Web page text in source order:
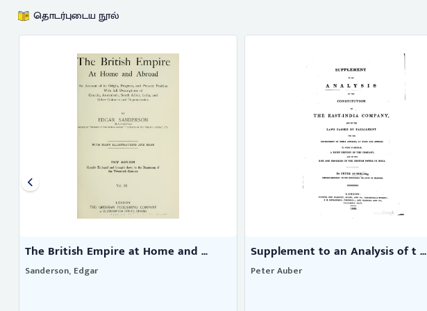
தொடர்புடைய நூல்
The British Empire at Home and ...
Sanderson, Edgar
Supplement to an Analysis of t ...
Peter Auber